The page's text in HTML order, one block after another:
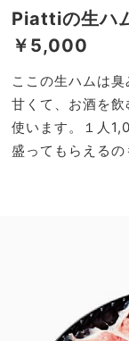
Piattiの生ハ
￥5,000
ここの生ハムは
甘くて、お酒を
使います。１人
盛ってもらえるの